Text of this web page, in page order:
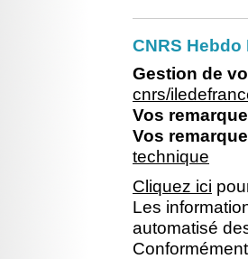
CNRS
Gestion de
cnrs/
Vos
Vos
technique
Cliquez ici
Les
automatisé